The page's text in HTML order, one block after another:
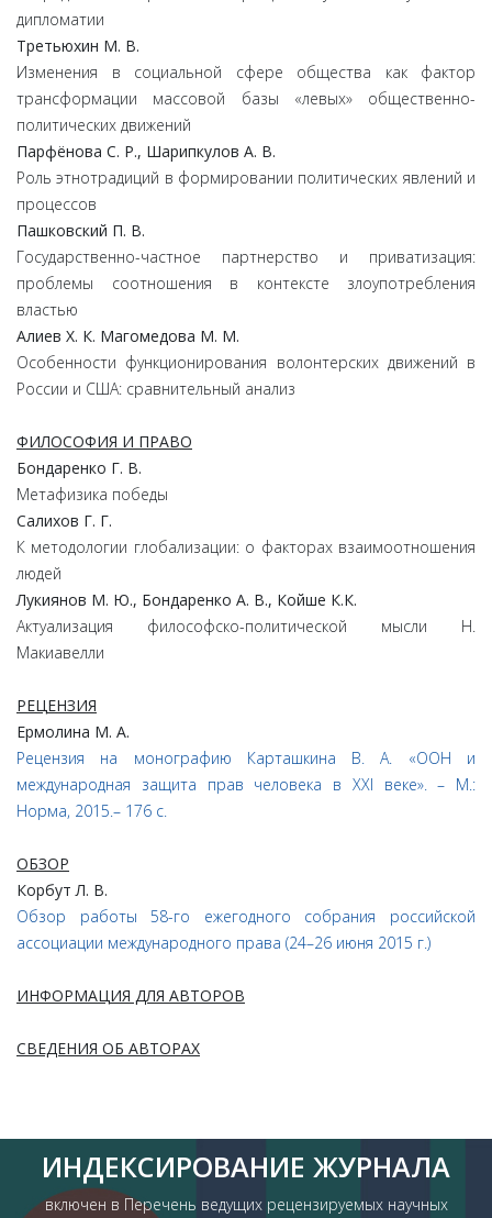
дипломатии
Третьюхин М. В.
Изменения в социальной сфере общества как фактор
трансформации массовой базы «левых» общественно-
политических движений
Парфёнова С. Р., Шарипкулов А. В.
Роль этнотрадиций в формировании политических явлений и
процессов
Пашковский П. В.
Государственно-частное партнерство и приватизация:
проблемы соотношения в контексте злоупотребления
властью
Алиев Х. К. Магомедова М. М.
Особенности функционирования волонтерских движений в
России и США: сравнительный анализ
ФИЛОСОФИЯ И ПРАВО
Бондаренко Г. В.
Метафизика победы
Салихов Г. Г.
К методологии глобализации: о факторах взаимоотношения
людей
Лукиянов М. Ю., Бондаренко А. В., Койше К.К.
Актуализация философско-политической мысли Н.
Макиавелли
РЕЦЕНЗИЯ
Ермолина М. А.
Рецензия на монографию Карташкина В. А. «ООН и
международная защита прав человека в ХХI веке». – М.:
Норма, 2015.– 176 с.
ОБЗОР
Корбут Л. В.
Обзор работы 58-го ежегодного собрания российской
ассоциации международного права (24–26 июня 2015 г.)
ИНФОРМАЦИЯ ДЛЯ АВТОРОВ
СВЕДЕНИЯ ОБ АВТОРАХ
ИНДЕКСИРОВАНИЕ ЖУРНАЛА
включен в Перечень ведущих рецензируемых научных